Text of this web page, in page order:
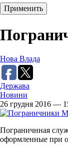
Нова Влада
Держава
Новини
26 грудня 2016 —
Пограничнная
оформленные при